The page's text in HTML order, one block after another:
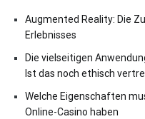
Augmented Reality: Die
Erlebnisses
Die vielseitigen
Ist das noch ethisch
Welche Eigenschaften
Online-Casino haben